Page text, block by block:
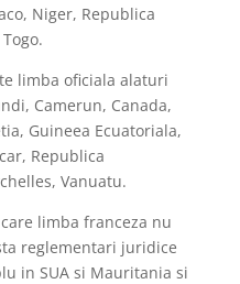
Niger, Republica
limba oficiala alaturi
Camerun, Canada,
Guineea Ecuatoriala,
Republica
Vanuatu.
limba franceza nu
reglementari juridice
in SUA si Mauritania si